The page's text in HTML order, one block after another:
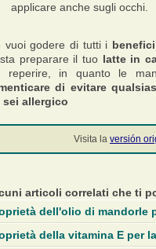
applicare anche sugli occhi.
vuoi godere di tutti i
preparare il tuo latte in
reperire, in quanto le
di evitare
sei allergico
Visita la versión
articoli correlati che ti
dell'olio di mandorle
della vitamina E per